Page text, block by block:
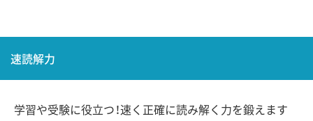
速読解力
学習や受験に役立つ！速く正確に読み解く力を鍛えます